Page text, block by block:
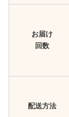
お届け
回数
配送方法